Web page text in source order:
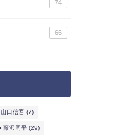
74
66
山口信吾(7)
藤沢周平(29)